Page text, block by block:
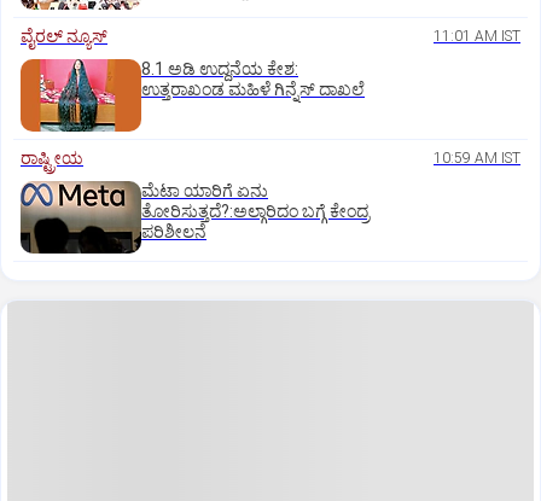
ವೈರಲ್ ನ್ಯೂಸ್ 11:01 AM IST
8.1 ಅಡಿ ಉದ್ದನೆಯ ಕೇಶ:
ಉತ್ತರಾಖಂಡ ಮಹಿಳೆ ಗಿನ್ನೆಸ್‌ ದಾಖಲೆ
ರಾಷ್ಟ್ರೀಯ 10:59 AM IST
ಮೆಟಾ ಯಾರಿಗೆ ಏನು
ತೋರಿಸುತ್ತದೆ?:ಅಲ್ಗಾರಿದಂ ಬಗ್ಗೆ ಕೇಂದ್ರ
ಪರಿಶೀಲನೆ